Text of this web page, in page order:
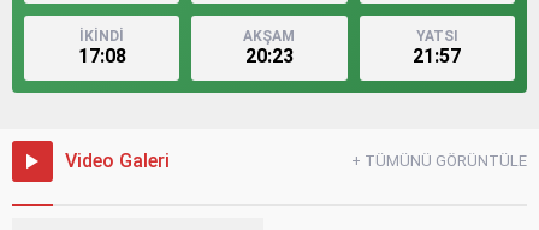
İKİNDİ
17:08
AKŞAM
20:23
YATSI
21:57
Video Galeri + TÜMÜNÜ GÖRÜNTÜLE